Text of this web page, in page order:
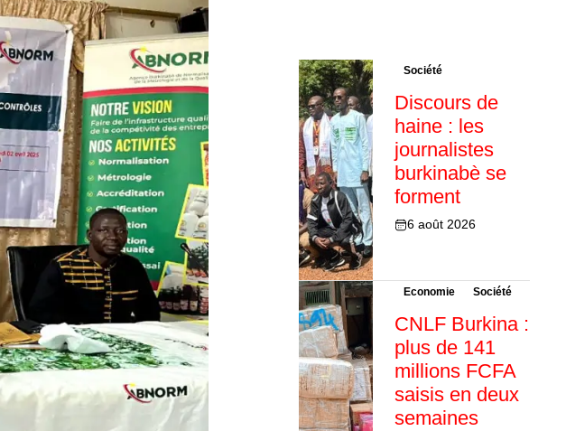
Société
Discours de
haine : les
journalistes
burkinabè se
forment
6 août 2026
Economie Société
CNLF Burkina :
plus de 141
millions FCFA
saisis en deux
semaines